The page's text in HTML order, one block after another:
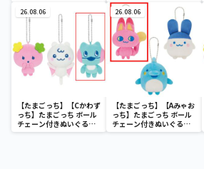
デカドール
26.08.06
【たまごっち】【Cかわず
っち】たまごっち ボール
チェーン付きぬいぐるみ
～Tamagotchi
26.08.06
【たまごっち】【Aみゃお
っち】たまごっち ボール
チェーン付きぬいぐるみ
～Tamagotchi